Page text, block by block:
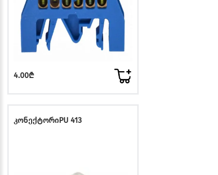
4.00₾
კონექტორიPU 413